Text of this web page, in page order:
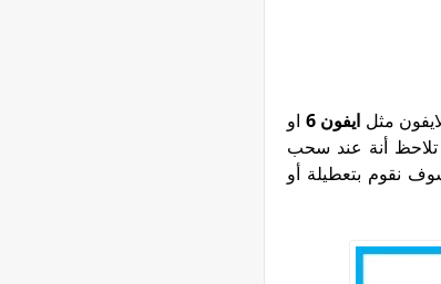
مثل ايفون 6
او
تلاحظ أنة عند سحب
نقوم بتعطيلة أو